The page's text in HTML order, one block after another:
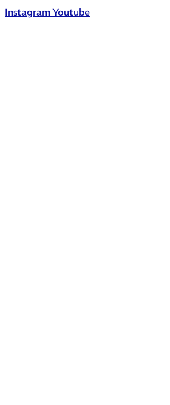
Instagram Youtube